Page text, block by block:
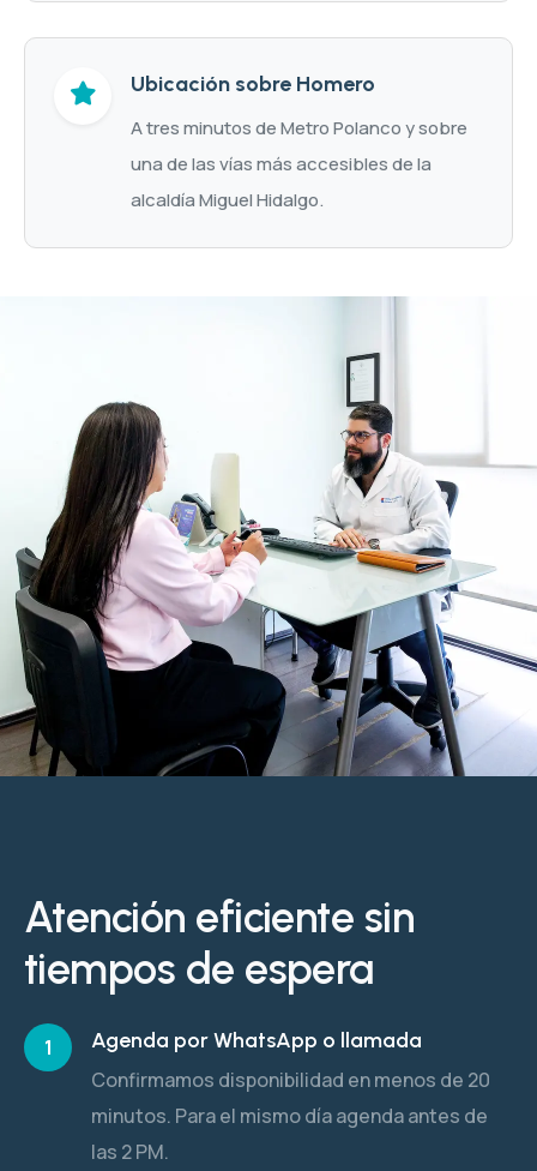
Ubicación sobre Homero
A tres minutos de Metro Polanco y sobre
una de las vías más accesibles de la
alcaldía Miguel Hidalgo.
Atención eficiente sin
tiempos de espera
1
Agenda por WhatsApp o llamada
Confirmamos disponibilidad en menos de 20
minutos. Para el mismo día agenda antes de
las 2 PM.